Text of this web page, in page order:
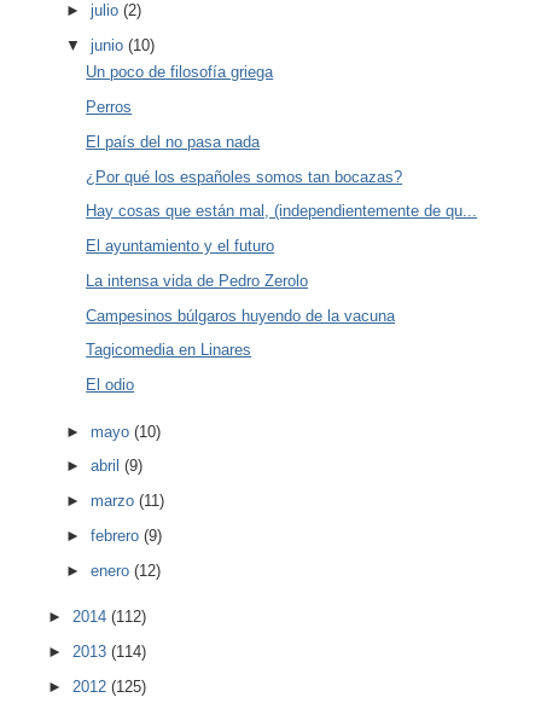
►julio(2)
▼junio(10)
Un poco de filosofía griega
Perros
El país del no pasa nada
¿Por qué los españoles somos tan bocazas?
Hay cosas que están mal, (independientemente de qu...
El ayuntamiento y el futuro
La intensa vida de Pedro Zerolo
Campesinos búlgaros huyendo de la vacuna
Tagicomedia en Linares
El odio
►mayo(10)
►abril(9)
►marzo(11)
►febrero(9)
►enero(12)
► 2014 (112)
► 2013 (114)
► 2012 (125)